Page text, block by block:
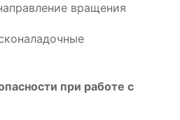
вращения
при работе с